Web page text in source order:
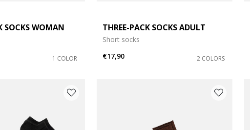
SOCKS WOMAN
1 COLOR
THREE-PACK SOCKS ADULT
Short socks
€17,90
2 COLORS